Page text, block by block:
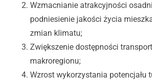
Wzmacnianie atrakcyjności
podniesienie jakości życia
zmian klimatu;
Zwiększenie dostępności
makroregionu;
Wzrost wykorzystania potencjału